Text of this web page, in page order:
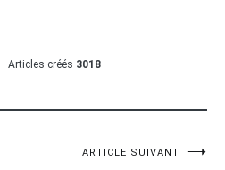
Articles créés 3018
ARTICLE SUIVANT